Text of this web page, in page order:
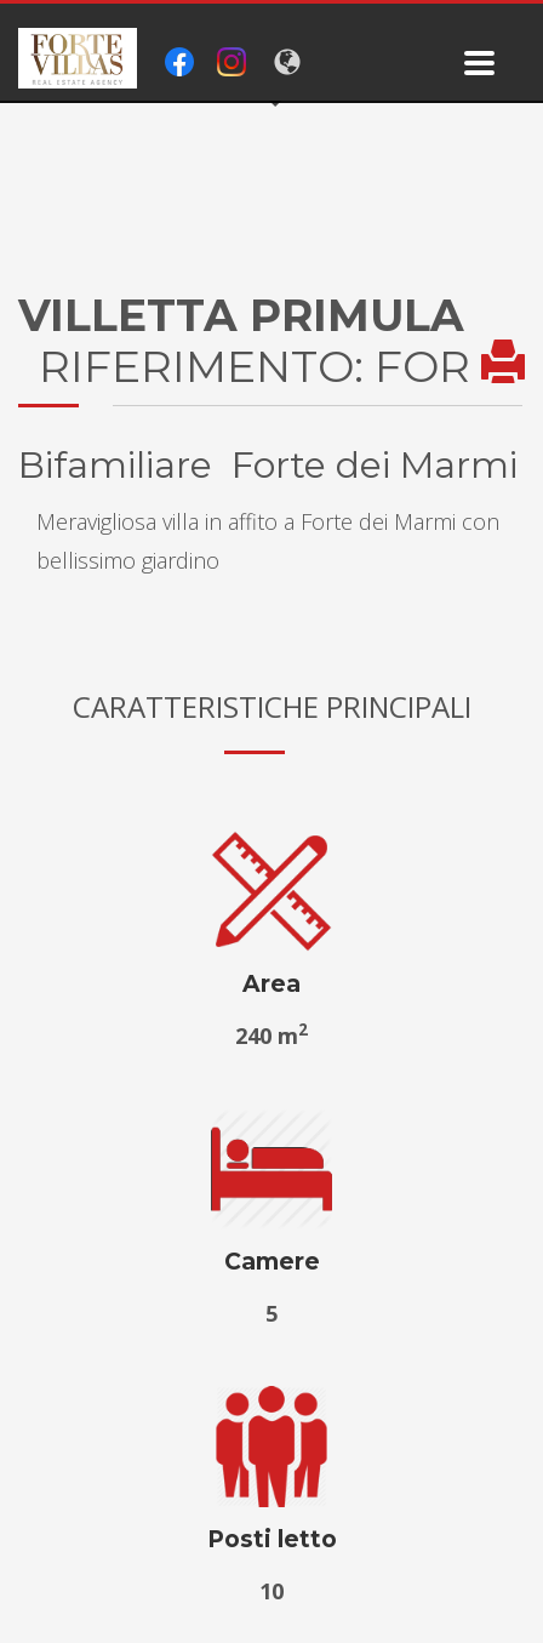
VILLETTA PRIMULA
RIFERIMENTO: FOR
Bifamiliare Forte dei Marmi
Meravigliosa villa in affito a Forte dei Marmi con
bellissimo giardino
CARATTERISTICHE PRINCIPALI
Area
240 m2
Camere
5
Posti letto
10